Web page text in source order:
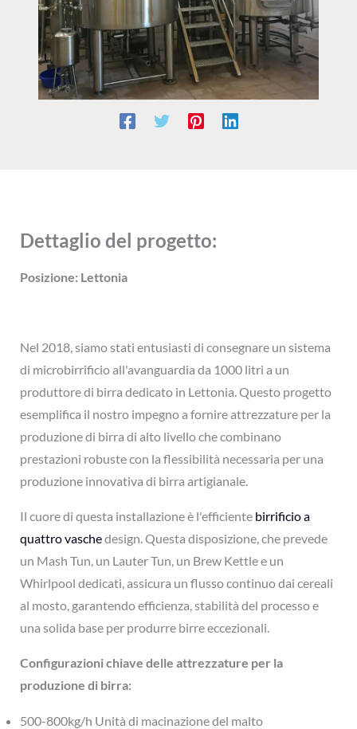
Dettaglio del progetto:
Posizione: Lettonia
Nel 2018, siamo stati entusiasti di consegnare un sistema
di microbirrificio all'avanguardia da 1000 litri a un
produttore di birra dedicato in Lettonia. Questo progetto
esemplifica il nostro impegno a fornire attrezzature per la
produzione di birra di alto livello che combinano
prestazioni robuste con la flessibilità necessaria per una
produzione innovativa di birra artigianale.
Il cuore di questa installazione è l'efficiente birrificio a
quattro vaschedesign. Questa disposizione, che prevede
un Mash Tun, un Lauter Tun, un Brew Kettle e un
Whirlpool dedicati, assicura un flusso continuo dai cereali
al mosto, garantendo efficienza, stabilità del processo e
una solida base per produrre birre eccezionali.
Configurazioni chiave delle attrezzature per la
produzione di birra:
500-800kg/h Unità di macinazione del malto